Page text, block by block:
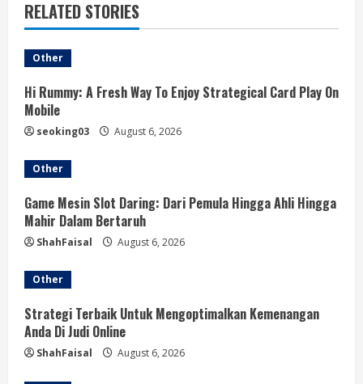
e
R
e
a
d
i
n
g
RELATED STORIES
Other
Hi Rummy: A Fresh Way To Enjoy Strategical Card Play On
Mobile
seoking03 August 6, 2026
Other
Game Mesin Slot Daring: Dari Pemula Hingga Ahli Hingga
Mahir Dalam Bertaruh
ShahFaisal August 6, 2026
Other
Strategi Terbaik Untuk Mengoptimalkan Kemenangan
Anda Di Judi Online
ShahFaisal August 6, 2026